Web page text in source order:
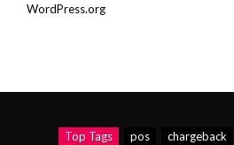
WordPress.org
Top Tags pos chargeback